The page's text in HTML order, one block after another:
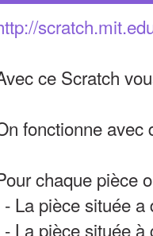
ce Scratch
fonctionne avec
chaque pièce
- La pièce située a
- La pièce située